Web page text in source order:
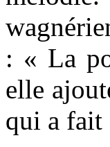
: « La
elle
qui a fait